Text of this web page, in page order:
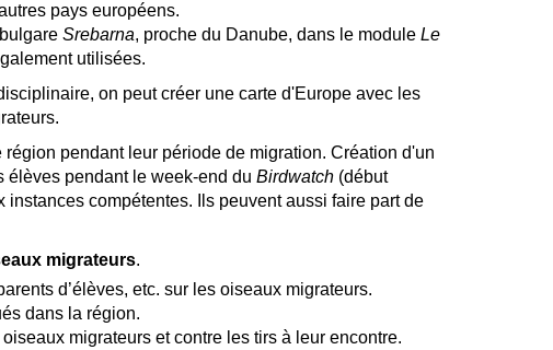
pays européens.
Srebarna, proche du Danube, dans le module Le
utilisées.
on peut créer une carte d'Europe avec les
pendant leur période de migration. Création d'un
élèves pendant le week-end du Birdwatch(début
compétentes. Ils peuvent aussi faire part de
migrateurs.
d’élèves, etc. sur les oiseaux migrateurs.
dans la région.
migrateurs et contre les tirs à leur encontre.